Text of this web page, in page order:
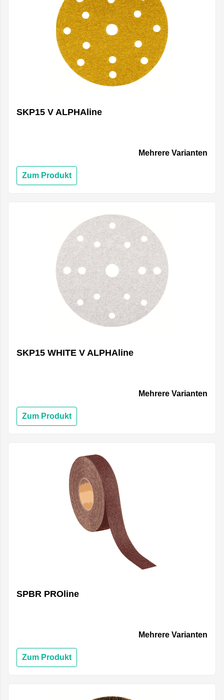
SKP15 V ALPHAline
Mehrere Varianten
Zum Produkt
SKP15 WHITE V ALPHAline
Mehrere Varianten
Zum Produkt
SPBR PROline
Mehrere Varianten
Zum Produkt